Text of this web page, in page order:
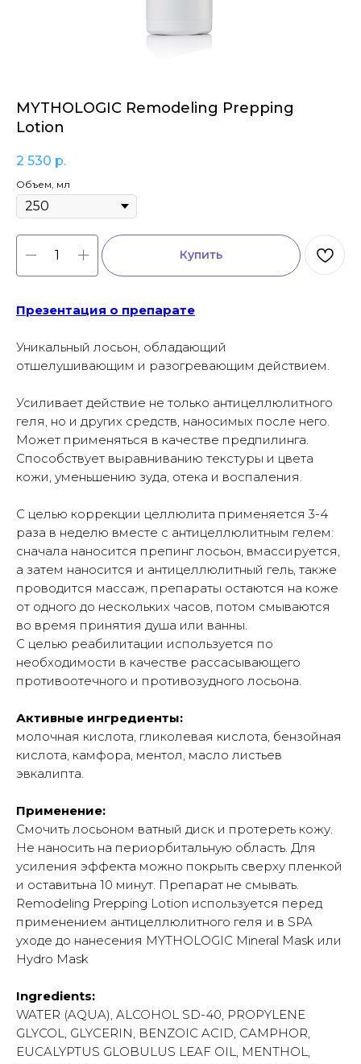
MYTHOLOGIC Remodeling Prepping
Lotion
2 530 р.
Объем, мл
Купить
Презентация о препарате
Уникальный лосьон, обладающий
отшелушивающим и разогревающим действием.
Усиливает действие не только антицеллюлитного
геля, но и других средств, наносимых после него.
Может применяться в качестве предпилинга.
Способствует выравниванию текстуры и цвета
кожи, уменьшению зуда, отека и воспаления.
С целью коррекции целлюлита применяется 3-4
раза в неделю вместе с антицеллюлитным гелем:
сначала наносится препинг лосьон, вмассируется,
а затем наносится и антицеллюлитный гель, также
проводится массаж, препараты остаются на коже
от одного до нескольких часов, потом смываются
во время принятия душа или ванны.
С целью реабилитации используется по
необходимости в качестве рассасывающего
противоотечного и противозудного лосьона.
Активные ингредиенты:
молочная кислота, гликолевая кислота, бензойная
кислота, камфора, ментол, масло листьев
эвкалипта.
Применение:
Смочить лосьоном ватный диск и протереть кожу.
Не наносить на периорбитальную область. Для
усиления эффекта можно покрыть сверху пленкой
и оставитьна 10 минут. Препарат не смывать.
Remodeling Prepping Lotion используется перед
применением антицеллюлитного геля и в SPA
уходе до нанесения MYTHOLOGIC Mineral Mask или
Hydro Mask
Ingredients:
WATER (AQUA), ALCOHOL SD-40, PROPYLENE
GLYCOL, GLYCERIN, BENZOIC ACID, CAMPHOR,
EUCALYPTUS GLOBULUS LEAF OIL, MENTHOL,